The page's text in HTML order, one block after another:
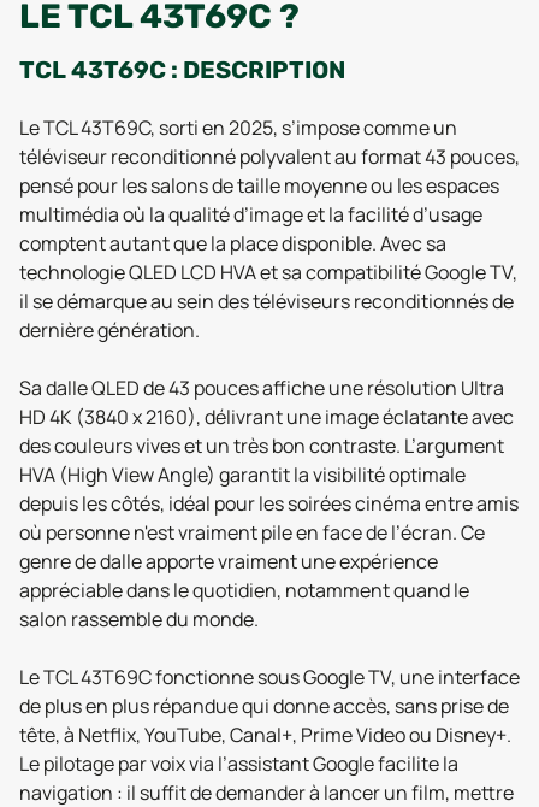
LE TCL 43T69C ?
TCL 43T69C : DESCRIPTION
Le TCL 43T69C, sorti en 2025, s’impose comme un
téléviseur reconditionné polyvalent au format 43 pouces,
pensé pour les salons de taille moyenne ou les espaces
multimédia où la qualité d’image et la facilité d’usage
comptent autant que la place disponible. Avec sa
technologie QLED LCD HVA et sa compatibilité Google TV,
il se démarque au sein des téléviseurs reconditionnés de
dernière génération.
Sa dalle QLED de 43 pouces affiche une résolution Ultra
HD 4K (3840 x 2160), délivrant une image éclatante avec
des couleurs vives et un très bon contraste. L’argument
HVA (High View Angle) garantit la visibilité optimale
depuis les côtés, idéal pour les soirées cinéma entre amis
où personne n'est vraiment pile en face de l’écran. Ce
genre de dalle apporte vraiment une expérience
appréciable dans le quotidien, notamment quand le
salon rassemble du monde.
Le TCL 43T69C fonctionne sous Google TV, une interface
de plus en plus répandue qui donne accès, sans prise de
tête, à Netflix, YouTube, Canal+, Prime Video ou Disney+.
Le pilotage par voix via l’assistant Google facilite la
navigation : il suffit de demander à lancer un film, mettre